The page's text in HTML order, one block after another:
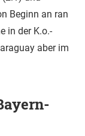
Beginn an ran
in der K.o.-
aber im